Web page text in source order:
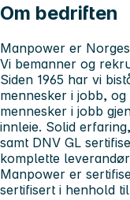
Om bedriften
Manpower er
Vi bemanner og
Siden 1965 har vi
mennesker i jobb,
mennesker i jobb
innleie. Solid
samt DNV GL
komplette
Manpower er
sertifisert i henhold